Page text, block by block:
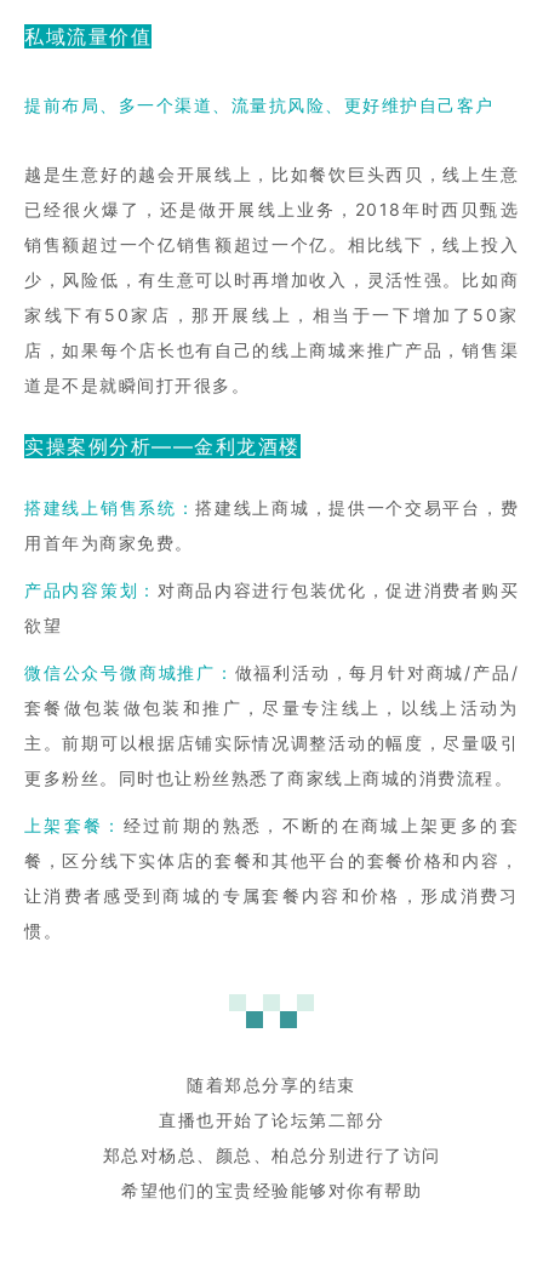
私域流量价值
提前布局、多一个渠道、流量抗风险、更好维护自己客户
越是生意好的越会开展线上，比如餐饮巨头西贝，线上生意
已经很火爆了，还是做开展线上业务，2018年时西贝甄选
销售额超过一个亿销售额超过一个亿。相比线下，线上投入
少，风险低，有生意可以时再增加收入，灵活性强。比如商
家线下有50家店，那开展线上，相当于一下增加了50家
店，如果每个店长也有自己的线上商城来推广产品，销售渠
道是不是就瞬间打开很多。
实操案例分析——金利龙酒楼
搭建线上销售系统：搭建线上商城，提供一个交易平台，费
用首年为商家免费。
产品内容策划： 对商品内容进行包装优化，促进消费者购买
欲望
微信公众号微商城推广： 做福利活动，每月针对商城/产品/
套餐做包装做包装和推广，尽量专注线上，以线上活动为
主。前期可以根据店铺实际情况调整活动的幅度，尽量吸引
更多粉丝。同时也让粉丝熟悉了商家线上商城的消费流程。
上架套餐： 经过前期的熟悉，不断的在商城上架更多的套
餐，区分线下实体店的套餐和其他平台的套餐价格和内容，
让消费者感受到商城的专属套餐内容和价格，形成消费习
惯。
随着郑总分享的结束
直播也开始了论坛第二部分
郑总对杨总、颜总、柏总分别进行了访问
希望他们的宝贵经验能够对你有帮助